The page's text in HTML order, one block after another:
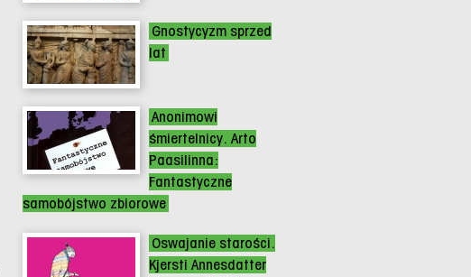
Gnostycyzm sprzed
lat
Anonimowi
śmiertelnicy. Arto
Paasilinna:
Fantastyczne
samobójstwo zbiorowe
Oswajanie starości.
Kjersti Annesdatter